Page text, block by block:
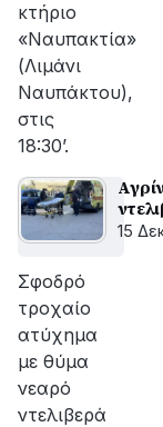
κτήριο
«Ναυπακτία»
(Λιμάνι
Ναυπάκτου),
στις
18:30’.
15
Σφοδρό
τροχαίο
ατύχημα
με θύμα
νεαρό
ντελιβερά